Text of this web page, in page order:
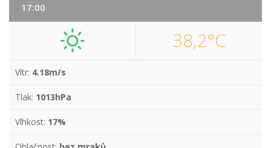
17:00
38,2°C
Vítr: 4.18m/s
Tlak: 1013hPa
Vlhkost: 17%